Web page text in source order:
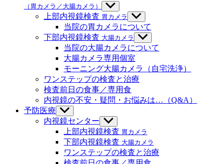
（胃カメラ／大腸カメラ）
サ
ブ
メ
ュ
ー
を
表
示
上部内視鏡検査 胃カメラ
サ
ブ
メ
ニ
ュ
ー
を
表
当院の胃カメラについて
下部内視鏡検査 大腸カメラ
サ
ブ
ニ
ュ
ー
表
当院の大腸カメラについて
大腸カメラ専用個室
モーニング大腸カメラ（自宅洗浄）
ワンステップの検査と治療
検査前日の食事／専用食
内視鏡の不安・疑問・お悩みは…（Q&A）
予防医療 サ
ブ
ニ
ュ
ー
内視鏡センター サ
ブ
メ
ニ
ュ
上部内視鏡検査 胃カメラ
下部内視鏡検査 大腸カメラ
ワンステップの検査と治療